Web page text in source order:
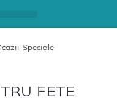
Speciale
FETE